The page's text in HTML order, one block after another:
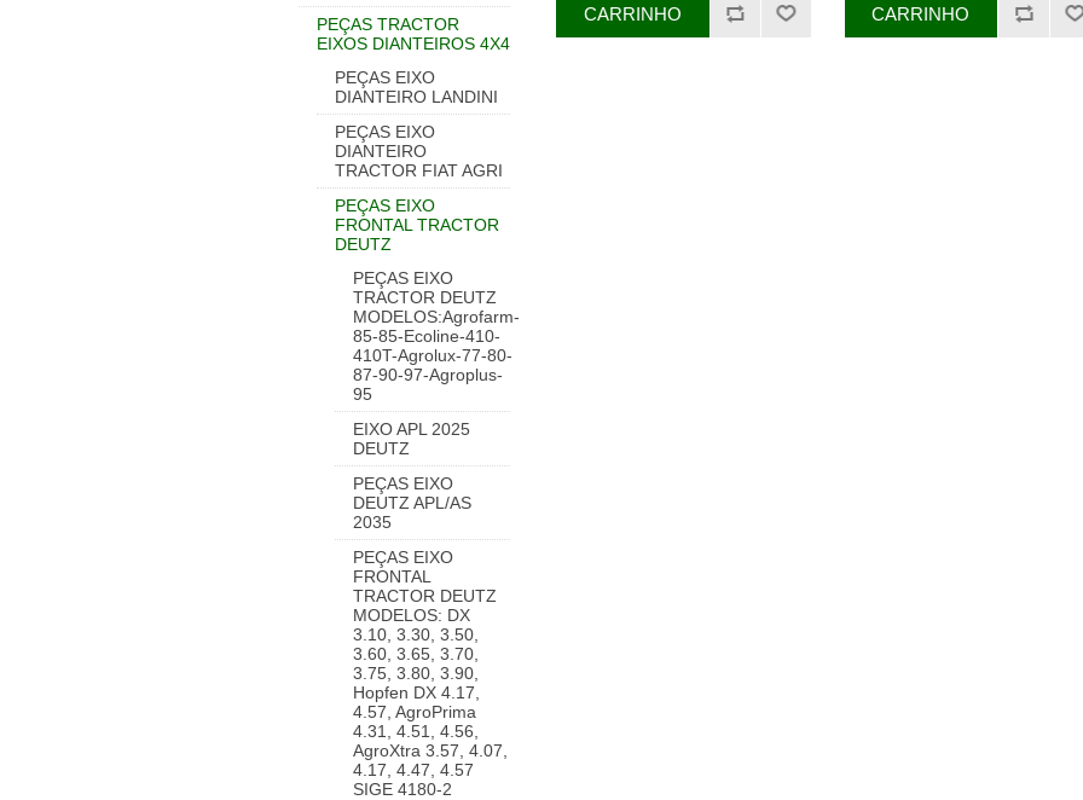
PEÇAS TRACTOR
EIXOS DIANTEIROS 4X4
PEÇAS EIXO
DIANTEIRO LANDINI
PEÇAS EIXO
DIANTEIRO
TRACTOR FIAT AGRI
PEÇAS EIXO
FRONTAL TRACTOR
DEUTZ
PEÇAS EIXO
TRACTOR DEUTZ
MODELOS:Agrofarm-
85-85-Ecoline-410-
410T-Agrolux-77-80-
87-90-97-Agroplus-
95
EIXO APL 2025
DEUTZ
PEÇAS EIXO
DEUTZ APL/AS
2035
PEÇAS EIXO
FRONTAL
TRACTOR DEUTZ
MODELOS: DX
3.10, 3.30, 3.50,
3.60, 3.65, 3.70,
3.75, 3.80, 3.90,
Hopfen DX 4.17,
4.57, AgroPrima
4.31, 4.51, 4.56,
AgroXtra 3.57, 4.07,
4.17, 4.47, 4.57
SIGE 4180-2